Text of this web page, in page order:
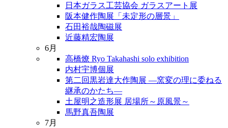
日本ガラス工芸協会 ガラスアート展
阪本健作陶展「未定形の層景」
石田裕哉陶磁展
近藤精宏陶展
6月
高橋燎 Ryo Takahashi solo exhibition
内村宇博個展
第二回黒岩達大作陶展 ―窯変の理に委ねる
継承のかたち―
土屋明之造形展 居場所～原風景～
馬野真吾陶展
7月